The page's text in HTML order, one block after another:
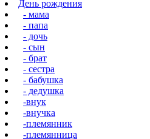
День рождения
- мама
- папа
- дочь
- сын
- брат
- сестра
- бабушка
- дедушка
-внук
-внучка
-племянник
-племянница